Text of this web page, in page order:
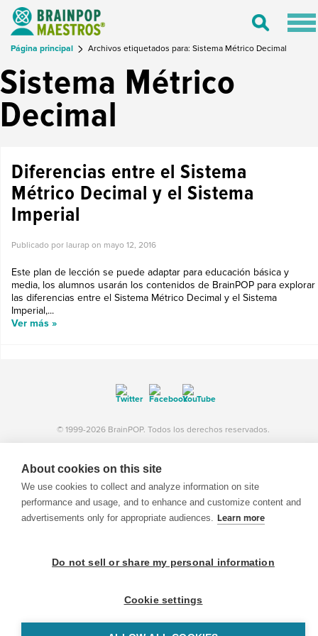
Toggle
Página principal Archivos etiquetados para: Sistema Métrico Decimal
Sistema Métrico
Decimal
Diferencias entre el Sistema
Métrico Decimal y el Sistema
Imperial
Publicado por laurap on mayo 12, 2016
Este plan de lección se puede adaptar para educación básica y
media, los alumnos usarán los contenidos de BrainPOP para explorar
las diferencias entre el Sistema Métrico Decimal y el Sistema
Imperial,...
Ver más »
© 1999-2026 BrainPOP. Todos los derechos reservados.
WordPress
About cookies on this site
We use cookies to collect and analyze information on site
performance and usage, and to enhance and customize content and
advertisements only for appropriate audiences. Learn more
Do not sell or share my personal information
Cookie settings